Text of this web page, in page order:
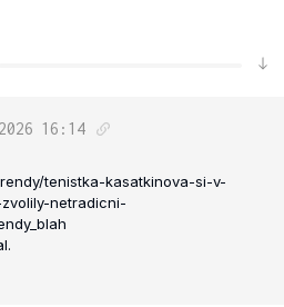
16:14
tenistka-kasatkinova-si-v-
netradicni-